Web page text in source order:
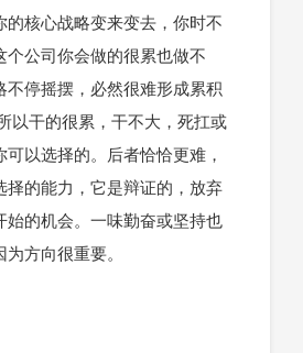
的核心战略变来变去，你时不
个公司你会做的很累也做不
不停摇摆，必然很难形成累积
以干的很累，干不大，死扛或
以选择的。后者恰恰更难，
择的能力，它是辩证的，放弃
始的机会。一味勤奋或坚持也
方向很重要。